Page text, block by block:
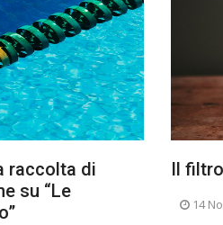
raccolta di
su “Le
Il
14